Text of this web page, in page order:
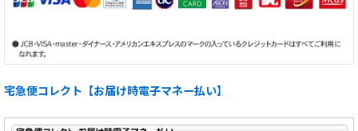
宅急便コレクト【お届け時電子マネー払い】